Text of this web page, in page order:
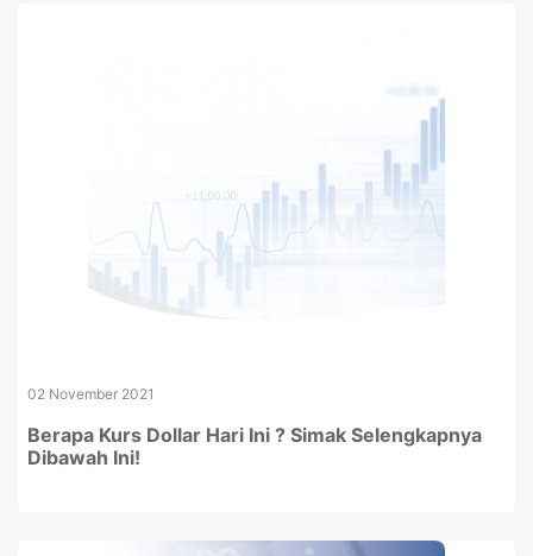
02 November 2021
Berapa Kurs Dollar Hari Ini ? Simak Selengkapnya
Dibawah Ini!